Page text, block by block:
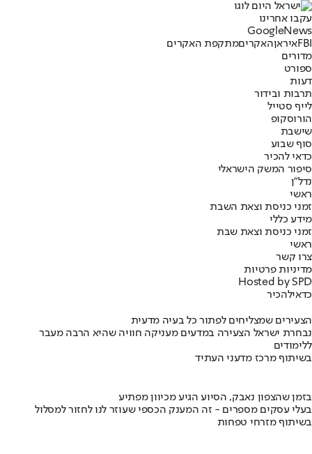
עקבו אחרינו
Googl eNews
FBIאיראןהאקריםמתקפת האקרים
מדורים
ספורט
דעות
תרבות ובידור
לייף סטייל
הורוסקופ
שישבת
סוף שבוע
כדאי להכיר
סיפור המשק הישראלי
נדל"ן
ראשי
זמני כניסת וצאת השבת
מידע כללי
זמני כניסת וצאת שבת
ראשי
צרו קשר
מדיניות פרטיות
Hosted by SPD
כדאילהכיר
הצעירים שמצליחים לפתור כל בעיה מדעית
נבחרת ישראל הצעירה במדעים מעניקה חוויה שהיא הרבה מעבר
ללימודים
בשיתוף מרכז מדעני העתיד
בזמן שהצפון נאבק, הסיוע הגיע מכיוון מפתיע
בעלי עסקים מספרים - זה המענק הכספי שעוזר לנו לחזור למסלול
בשיתוף מזרחי טפחות